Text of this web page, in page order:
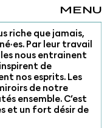
MENU
riche que jamais,
Par leur travail
nous entrainent
de
nos esprits. Les
de notre
ensemble. C’est
et un fort désir de